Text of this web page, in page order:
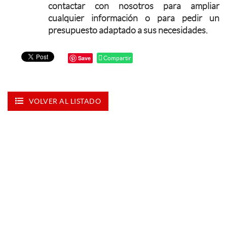
contactar con nosotros para ampliar
cualquier información o para pedir un
presupuesto adaptado a sus necesidades.
Save Compartir
VOLVER AL LISTADO